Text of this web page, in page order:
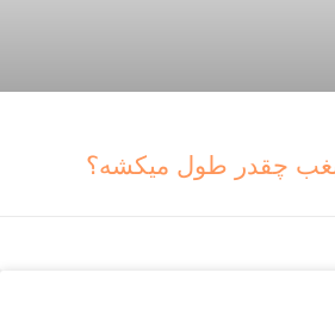
چقدر طول میکشه؟